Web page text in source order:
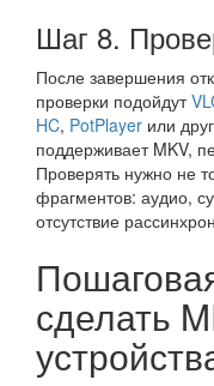
Шаг 8.
После завершения
проверки подойдут
HC, PotPlayer или
поддерживает MKV,
Проверять нужно не
фрагментов: аудио,
отсутствие
сделать